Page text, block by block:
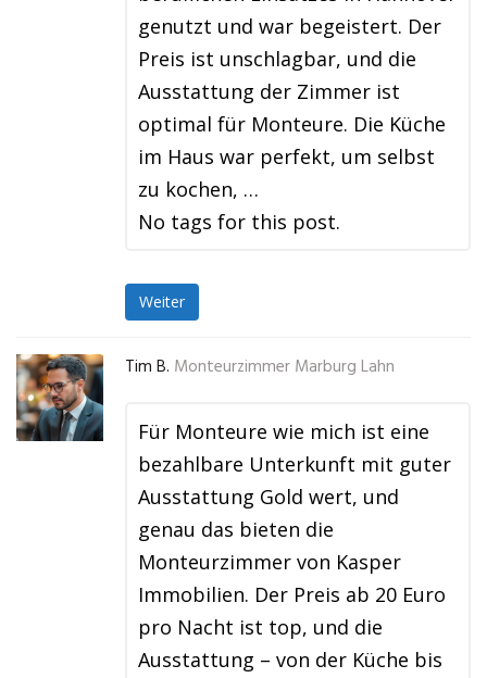
genutzt und war begeistert. Der
Preis ist unschlagbar, und die
Ausstattung der Zimmer ist
optimal für Monteure. Die Küche
im Haus war perfekt, um selbst
zu kochen, …
No tags for this post.
Weiter
Tim B. Monteurzimmer Marburg Lahn
Für Monteure wie mich ist eine
bezahlbare Unterkunft mit guter
Ausstattung Gold wert, und
genau das bieten die
Monteurzimmer von Kasper
Immobilien. Der Preis ab 20 Euro
pro Nacht ist top, und die
Ausstattung – von der Küche bis